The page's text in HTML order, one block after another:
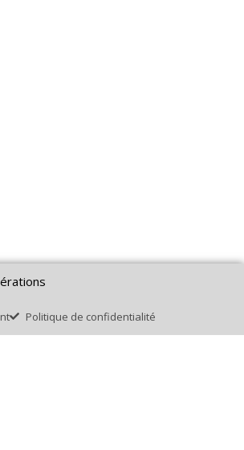
Politique de confidentialité